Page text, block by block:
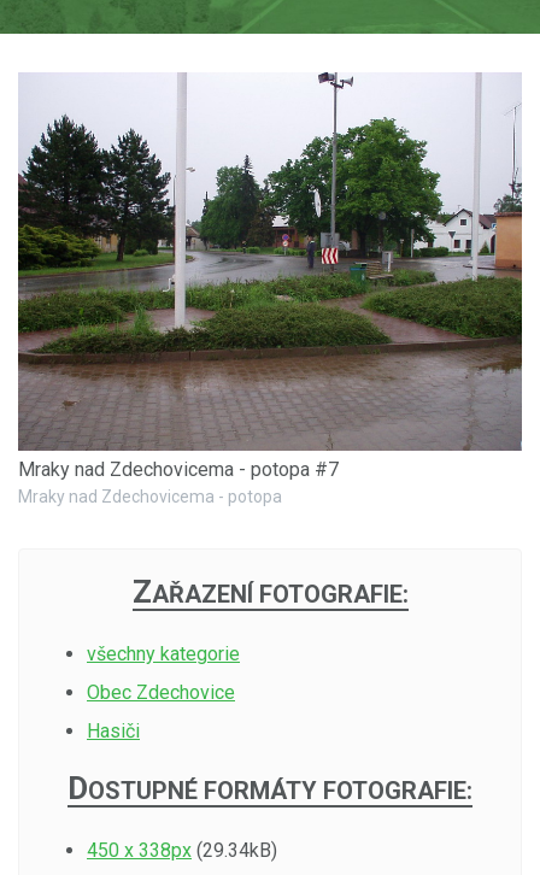
Mraky nad Zdechovicema - potopa #7
Mraky nad Zdechovicema - potopa
ZAŘAZENÍ FOTOGRAFIE:
všechny kategorie
Obec Zdechovice
Hasiči
DOSTUPNÉ FORMÁTY FOTOGRAFIE:
450 x 338px (29.34kB)